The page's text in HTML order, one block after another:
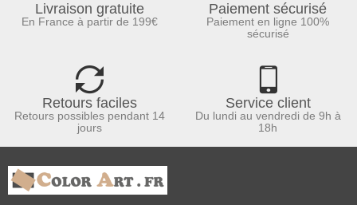
Livraison gratuite
En France à partir de 199€
Paiement sécurisé
Paiement en ligne 100%
sécurisé
Retours faciles
Retours possibles pendant 14
jours
Service client
Du lundi au vendredi de 9h à
18h